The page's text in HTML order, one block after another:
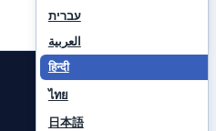
עברית
العربية
हिन्दी
ไทย
日本語